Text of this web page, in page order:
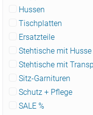
Hussen
Tischplatten
Ersatzteile
Stehtische mit Husse
Stehtische mit
Sitz-Garnituren
Schutz + Pflege
SALE %